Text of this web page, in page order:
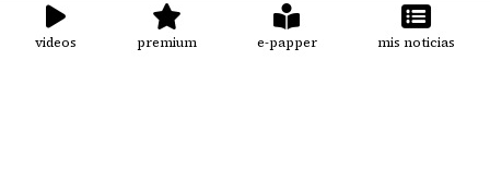
videos premium e-papper mis noticias